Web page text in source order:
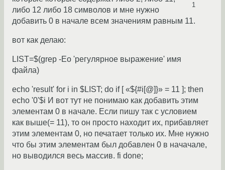
1
либо 12 либо 18 символов и мне нужно
добавить 0 в начале всем значениям равным 11.
вот как делаю:
LIST=$(grep -Eo 'регулярное выражение' имя
файла)
echo 'result' for i in $LIST; do if [ «${#i[@]}» = 11 ]; then
echo '0'$i И вот тут не понимаю как добавить этим
элементам 0 в начале. Если пишу так с условием
как выше(= 11), то он просто находит их, прибавляет
этим элементам 0, но печатает только их. Мне нужно
что бы этим элементам был добавлен 0 в начачале,
но выводился весь массив. fi done;